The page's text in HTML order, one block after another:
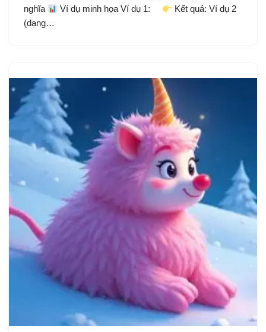
nghĩa
Ví dụ minh họa Ví dụ 1:
Kết quả: Ví dụ 2
(dạng…